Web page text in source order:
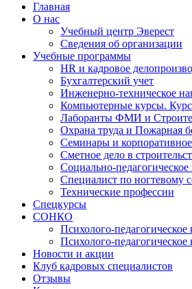
Главная
О нас
Учебный центр Эверест
Сведения об организации
Учебные программы
HR и кадровое
Бухгалтерский учет
Инженерно-техническое
Компьютерные курсы.
Лаборанты ФМИ и
Охрана труда и Пожарная
Семинары и
Сметное дело в
Социально-
Специалист по ногтевому
Технические профессии
Спецкурсы
СОНКО
Психолого-педагогическое
Психолого-
Новости и акции
Клуб кадровых специалистов
Отзывы